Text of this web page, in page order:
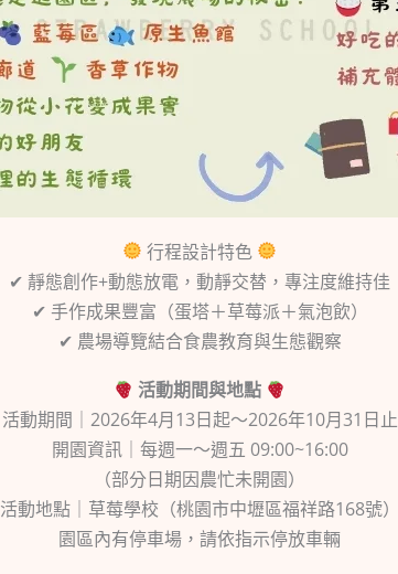
行程設計特色
✔ 靜態創作+動態放電，動靜交替，專注度維持佳
✔ 手作成果豐富（蛋塔＋草莓派＋氣泡飲）
✔ 農場導覽結合食農教育與生態觀察
活動期間與地點
活動期間｜2026年4月13日起～2026年10月31日止
開園資訊｜每週一～週五 09:00~16:00
（部分日期因農忙未開園）
活動地點｜草莓學校（桃園市中壢區福祥路168號）
園區內有停車場，請依指示停放車輛